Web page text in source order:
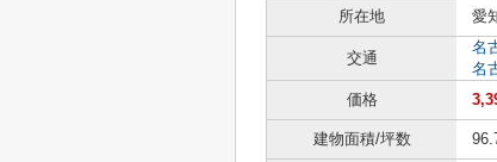
所在地
愛
交通
名
名
価格
建物面積/坪数